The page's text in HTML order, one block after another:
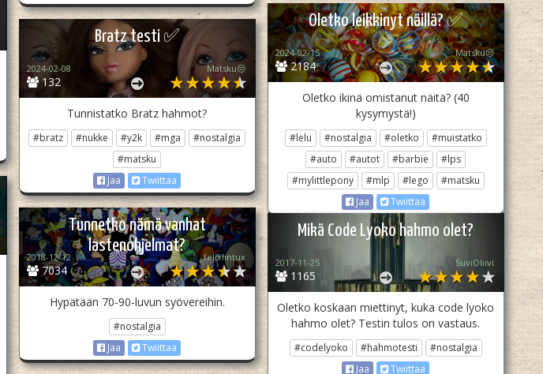
Oletko leikkinyt näillä? ✅
2184
2024-02-15 Matsku😒
Oletko ikinä omistanut näitä? (40
kysymystä!)
#lelu #nostalgia #oletko
#muistatko
#auto
#autot #barbie
#lps
#mylittlepony
#mlp #lego
#matsku
Jaa
Twiittaa
Bratz testi ✅
132
2024-02-08 Matsku😒
Tunnistatko Bratz hahmot?
#bratz #nukke #y2k #mga
#nostalgia
#matsku
Jaa
Twiittaa
Tunnetko nämä vanhat
lastenohjelmat?
7034
2018-12-12 felixlintux
Hypätään 70-90-luvun syövereihin.
#nostalgia
Jaa
Twiittaa
Mikä Code Lyoko hahmo olet?
1165
2017-11-25 SuviOliivi
Oletko koskaan miettinyt, kuka code lyoko
hahmo olet? Testin tulos on vastaus.
#codelyoko #hahmotesti
#nostalgia
Jaa
Twiittaa